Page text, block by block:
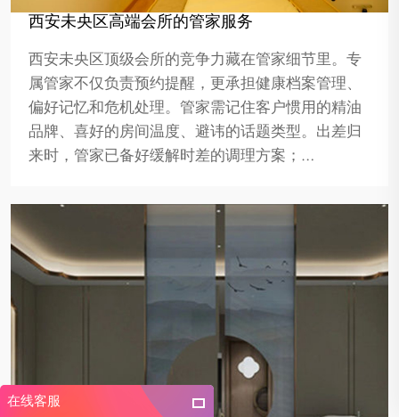
在线客服
西安未央区高端会所的管家服务
西安未央区顶级会所的竞争力藏在管家细节里。专
属管家不仅负责预约提醒，更承担健康档案管理、
偏好记忆和危机处理。管家需记住客户惯用的精油
品牌、喜好的房间温度、避讳的话题类型。出差归
来时，管家已备好缓解时差的调理方案；…